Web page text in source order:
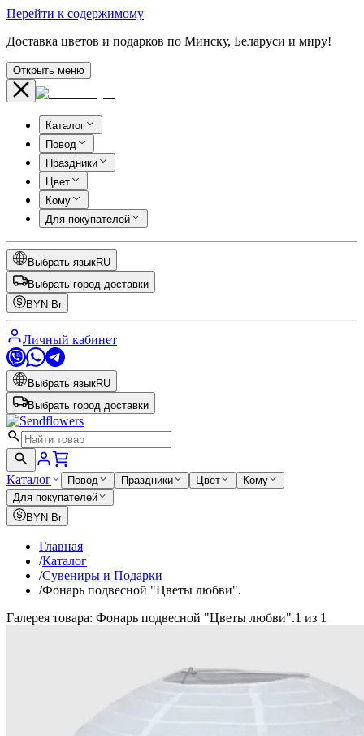
Перейти к содержимому
Доставка цветов и подарков по Минску, Беларуси и миру!
Открыть меню
Каталог
Повод
Праздники
Цвет
Кому
Для покупателей
Выбрать языкRU
Выбрать город доставки
BYN Br
Личный кабинет
Выбрать языкRU
Выбрать город доставки
Каталог Повод Праздники Цвет
Кому
Для покупателей
BYN Br
Главная
/Каталог
/Сувениры и Подарки
/Фонарь подвесной "Цветы любви".
Галерея товара: Фонарь подвесной "Цветы любви".1 из 1